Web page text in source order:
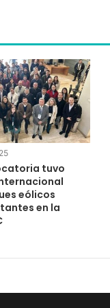
tuvo
eólicos
en la